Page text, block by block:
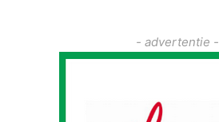
- advertentie -